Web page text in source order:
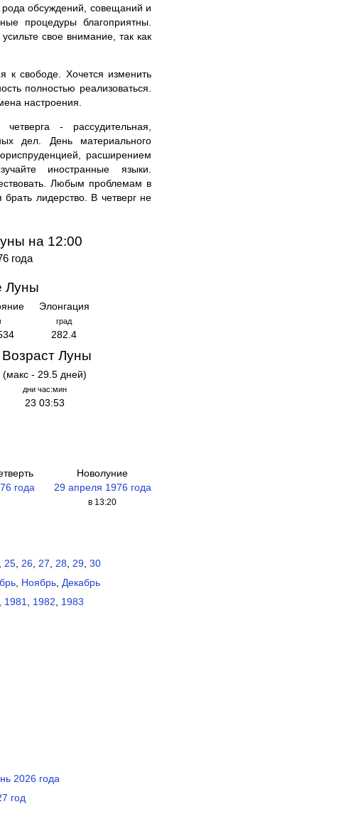
обсуждений, совещаний и
процедуры благоприятны.
свое внимание, так как
к свободе. Хочется изменить
полностью реализоваться.
настроения.
- рассудительная,
дел. День материального
расширением
иностранные языки.
Любым проблемам в
брать лидерство. В четверг не
на 12:00
года
Луны
Элонгация
град
282.4
Возраст Луны
(макс - 29.5 дней)
дни час:мин
23 03:53
года
Новолуние
29 апреля 1976 года
в 13:20
25, 26, 27, 28, 29, 30
, Ноябрь, Декабрь
1981 1982 1983
2026 года
год